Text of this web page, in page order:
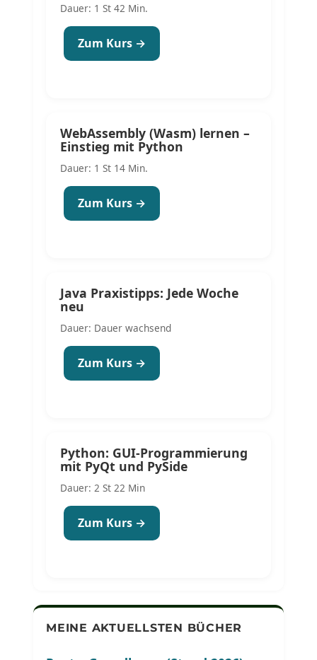
Dauer: 1 St 42 Min.
Zum Kurs →
WebAssembly (Wasm) lernen –
Einstieg mit Python
Dauer: 1 St 14 Min.
Zum Kurs →
Java Praxistipps: Jede Woche
neu
Dauer: Dauer wachsend
Zum Kurs →
Python: GUI-Programmierung
mit PyQt und PySide
Dauer: 2 St 22 Min
Zum Kurs →
MEINE AKTUELLSTEN BÜCHER